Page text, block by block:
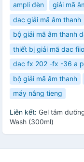
ampli đèn
giải mã
dac giải mã âm thanh
bộ giải mã âm thanh
thiết bị giải mã dac
dac fx 202 -fx -36 a
bộ giải mã âm thanh
máy nâng tieng
Liên kết: Gel tắm
Wash (300ml)